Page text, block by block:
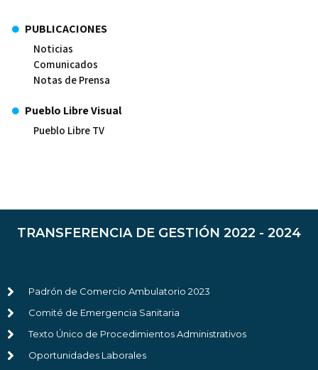
PUBLICACIONES
Noticias
Comunicados
Notas de Prensa
Pueblo Libre Visual
Pueblo Libre TV
TRANSFERENCIA DE GESTIÓN 2022 - 2024
Padrón de Comercio Ambulatorio 2023
Comité de Emergencia Sanitaria
Texto Único de Procedimientos Administrativos
Oportunidades Laborales